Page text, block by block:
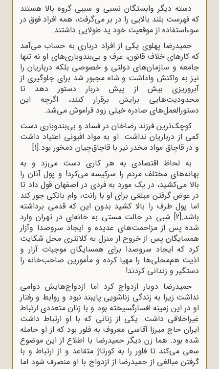
دسته دیگر وابستگان نسبی و سببی گروه بالا هستند
که فهرست بلند بالایی را در بر می‌گرفت، همه افراد فوق در
سوءاستفاده از موقعیت خود ید طولایی داشتند.
حمیدرضا پهلوی یکی از افراد درباری به حساب می‌آمد
که کارهای خلاف قانون، عرف و بی‌بندوباری‌های او نه تنها
جامعه و سازمان‌های دولتی و خصوصی بلکه درباریان را
نیز به واکنش واداشت و شاه مجبور شد برای جلوگیری از
آبروریزی بیش از پیش دربار دستور دهد تا
محدودیت‌هایی برایش برقرار کنند، اگرچه این
دستورالعمل‌های صادره خیلی زود فراموش می‌‌شد.
کوچک‌ترین فرزند رضاخان در فساد و بی‌بندوباری دست
کمی از درباریان نداشت. او به مواد افیونی اعتیاد داشت
و در قاچاق مواد مخدر نیز با قاچاق‌چیان دمخور بود.[1]
به لحاظ اقتصادی به هر کاری دست می‌زد و به
بهانه‌های مختلف مردم را سرکیسه می‌کرد! و پول آنان را
بالا می‌کشید، در یک مورد به فردی در اصفهان قول داد تا
در عوض گرفتن مبلغی برای او با رانت،‌ وام بانکی جور کند
اما پول طرف را بالا کشید بدون این که قدمی برداشته
باشد.[2] شبی در حالت مستی به خانه‌ای در تهران وارد
شده پس از مزاحمت‌های عدیده و ایجاد سروصدا وآزار
همسایگان پس از خروج از منزل به کلانتری محل شکایت
کرد که ایجاد سروصدا برای همسایگان موجبات آزار و
اذیت هم‌محلی‌ها را مهیا کرده و مأمورین صاحب‌خانه را
دستگیر و زندانی کردند!
حمیدرضا دوبار ازدواج کرد اما ازدواج‌هایش دوامی
نداشت زیرا به زندگی زناشویی پایبند نبود و روابط و رفتار
او در این زمینه افسارگسیخته بود و با زنان متعددی ارتباط
غیراخلاقی داشت. یکی از زنانی که با او ارتباط داشت
ایران حاج میرزا آقاسی معروف به فلور بود که از او حامله
شده بود. هما زن دیگر حمیدرضا با اطلاع از این موضوع
سعی می‌کند تا فلور را به کورتاژ متقاعد و از ارتباط و با
گرفتن مبالغی از حمیدرضا از ازدواج با او منصرف شود اما